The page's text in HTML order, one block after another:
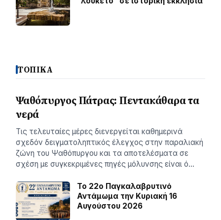
ΤΟΠΙΚΑ
Ψαθόπυργος Πάτρας: Πεντακάθαρα τα
νερά
Τις τελευταίες μέρες διενεργείται καθημερινά
σχεδόν δειγματοληπτικός έλεγχος στην παραλιακή
ζώνη του Ψαθόπυργου και τα αποτελέσματα σε
σχέση με συγκεκριμένες πηγές μόλυνσης είναι ό…
Το 22ο Παγκαλαβρυτινό
Αντάμωμα την Κυριακή 16
Αυγούστου 2026